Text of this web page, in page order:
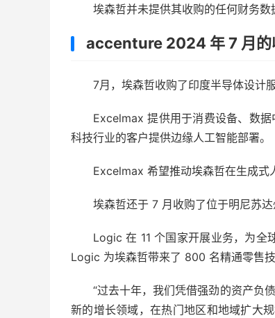
埃森哲并未提供其收购的任何财务数
accenture 2024 年 7 月的
7月，埃森哲收购了印度半导体设计
Excelmax 提供用于消费设备、数
科技行业的客户提供边缘人工智能部署。
Excelmax 希望推动埃森哲在生成式
埃森哲还于 7 月收购了位于明尼苏
Logic 在 11 个国家开展业务，为全
Logic 为埃森哲带来了 800 名精通零售技
“过去十年，我们凭借强劲的资产负
新的增长领域，在热门地区和地域扩大